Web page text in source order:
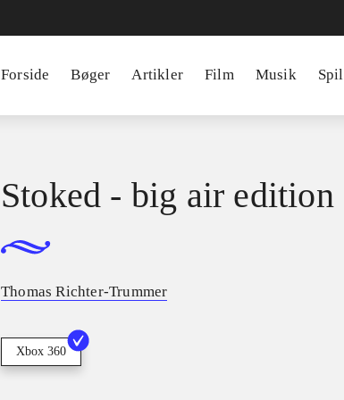
Forside Bøger Artikler Film Musik Spil
Stoked - big air edition
Thomas Richter-Trummer
Xbox 360